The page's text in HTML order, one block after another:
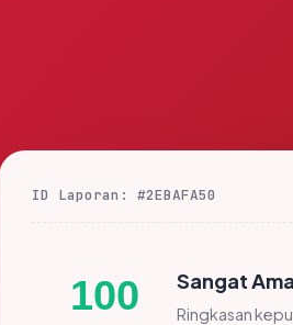
ID Laporan: #2EBAFA50
100 Sangat
Ringkasan